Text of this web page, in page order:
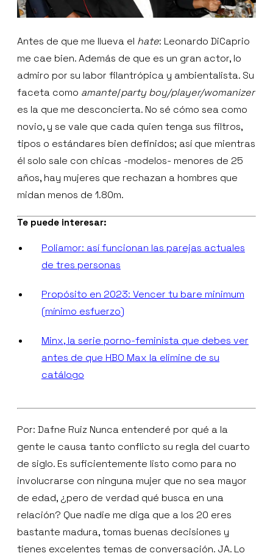
Antes de que me llueva el hate: Leonardo DiCaprio
me cae bien. Además de que es un gran actor, lo
admiro por su labor filantrópica y ambientalista. Su
faceta como amante/party boy/player/womanizer
es la que me desconcierta. No sé cómo sea como
novio, y se vale que cada quien tenga sus filtros,
tipos o estándares bien definidos; así que mientras
él solo sale con chicas -modelos- menores de 25
años, hay mujeres que rechazan a hombres que
midan menos de 1.80m.
Te puede interesar:
Poliamor: así funcionan las parejas actuales
de tres personas
Propósito en 2023: Vencer tu bare minimum
(mínimo esfuerzo)
Minx, la serie porno-feminista que debes ver
antes de que HBO Max la elimine de su
catálogo
Por: Dafne Ruiz Nunca entenderé por qué a la
gente le causa tanto conflicto su regla del cuarto
de siglo. Es suficientemente listo como para no
involucrarse con ninguna mujer que no sea mayor
de edad, ¿pero de verdad qué busca en una
relación? Que nadie me diga que a los 20 eres
bastante madura, tomas buenas decisiones y
tienes excelentes temas de conversación. JA. Lo